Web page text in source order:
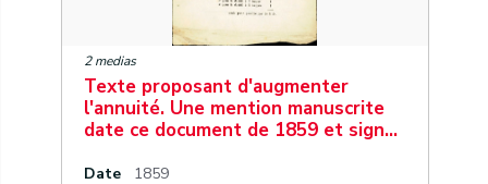
2 medias
Texte proposant d'augmenter
l'annuité. Une mention manuscrite
date ce document de 1859 et sign…
Date
1859